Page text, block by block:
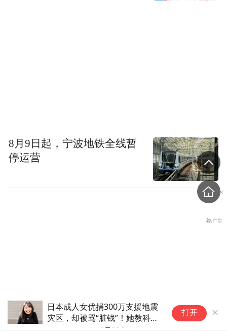
日本成人女优捐300万支援地震
灾区，却被骂“脏钱”！她教科书
级回应，直接圈粉无数
打开
8月9日起，宁波地铁全线暂
停运营
被中方反制的7家美国实体有